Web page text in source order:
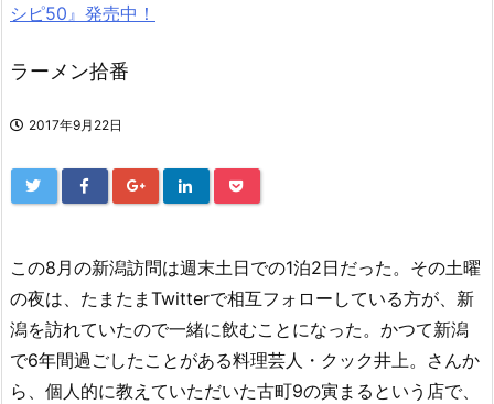
シピ50』発売中！
ラーメン拾番
2017年9月22日
この8月の新潟訪問は週末土日での1泊2日だった。その土曜
の夜は、たまたまTwitterで相互フォローしている方が、新
潟を訪れていたので一緒に飲むことになった。かつて新潟
で6年間過ごしたことがある料理芸人・クック井上。さんか
ら、個人的に教えていただいた古町9の寅まるという店で、